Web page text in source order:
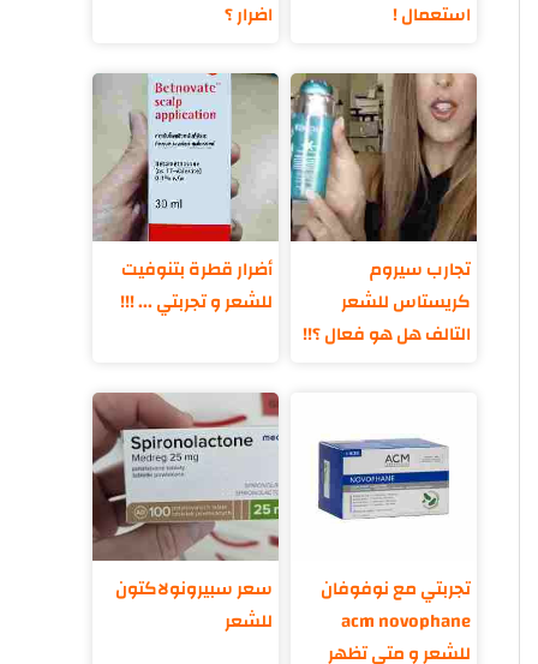
استعمال !
اضرار ؟
تجارب سيروم
كريستاس للشعر
التالف هل هو فعال ؟!!
أضرار قطرة بتنوفيت
للشعر و تجربتي ... !!!
تجربتي مع نوفوفان
acm novophane
للشعر و متى تظهر
سعر سبيرونولاكتون
للشعر